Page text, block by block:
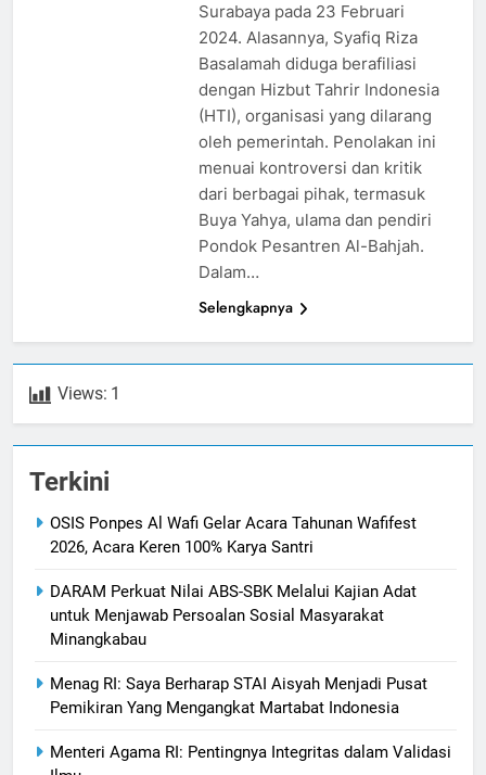
Surabaya pada 23 Februari
2024. Alasannya, Syafiq Riza
Basalamah diduga berafiliasi
dengan Hizbut Tahrir Indonesia
(HTI), organisasi yang dilarang
oleh pemerintah. Penolakan ini
menuai kontroversi dan kritik
dari berbagai pihak, termasuk
Buya Yahya, ulama dan pendiri
Pondok Pesantren Al-Bahjah.
Dalam…
Selengkapnya
Views: 1
Terkini
OSIS Ponpes Al Wafi Gelar Acara Tahunan Wafifest
2026, Acara Keren 100% Karya Santri
DARAM Perkuat Nilai ABS-SBK Melalui Kajian Adat
untuk Menjawab Persoalan Sosial Masyarakat
Minangkabau
Menag RI: Saya Berharap STAI Aisyah Menjadi Pusat
Pemikiran Yang Mengangkat Martabat Indonesia
Menteri Agama RI: Pentingnya Integritas dalam Validasi